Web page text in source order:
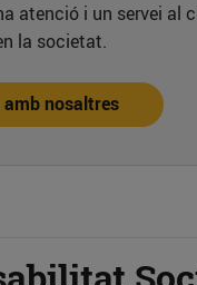
atenció i un servei al
la societat.
amb nosaltres